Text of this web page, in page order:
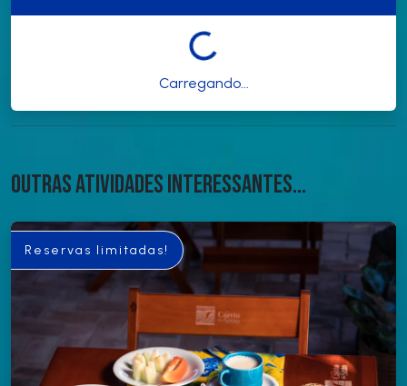
Carregando...
Outras atividades interessantes...
Reservas limitadas!